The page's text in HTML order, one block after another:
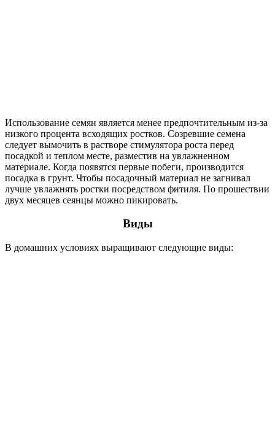
Использование семян является менее предпочтительным из-за
низкого процента всходящих ростков. Созревшие семена
следует вымочить в растворе стимулятора роста перед
посадкой и теплом месте, разместив на увлажненном
материале. Когда появятся первые побеги, производится
посадка в грунт. Чтобы посадочный материал не загнивал
лучше увлажнять ростки посредством фитиля. По прошествии
двух месяцев сеянцы можно пикировать.
Виды
В домашних условиях выращивают следующие виды: